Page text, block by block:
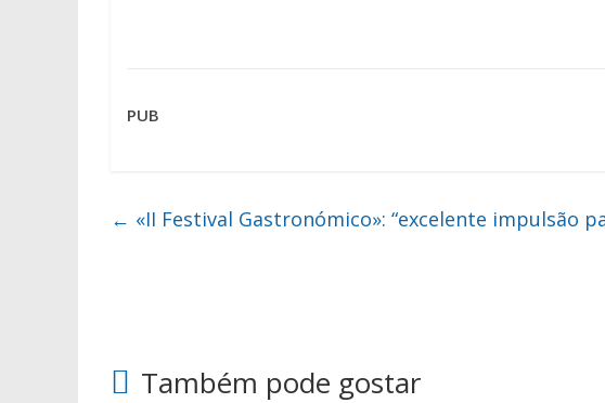
PUB
← «II Festival Gastronómico»: “excelente impulsão
Também pode gostar